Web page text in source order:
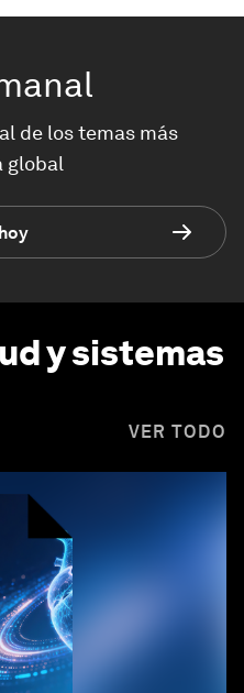
de los temas más
global
y sistemas
VER TODO